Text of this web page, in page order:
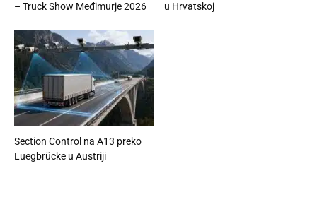
– Truck Show Međimurje 2026
u Hrvatskoj
Section Control na A13 preko
Luegbrücke u Austriji